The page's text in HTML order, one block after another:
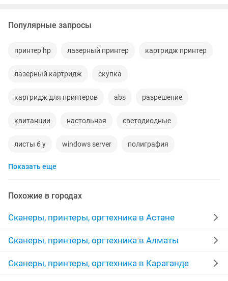
Популярные запросы
принтер hp лазерный принтер картридж принтер
лазерный картридж скупка
картридж для принтеров abs разрешение
квитанции настольная светодиодные
листы б у windows server полиграфия
книги новые
Показать еще
Похожие в городах
Сканеры, принтеры, оргтехника в Астане
Сканеры, принтеры, оргтехника в Алматы
Сканеры, принтеры, оргтехника в Караганде